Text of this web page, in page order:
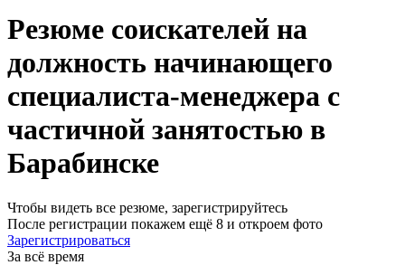
Резюме соискателей на
должность начинающего
специалиста-менеджера с
частичной занятостью в
Барабинске
Чтобы видеть все резюме, зарегистрируйтесь
После регистрации покажем ещё 8 и откроем фото
Зарегистрироваться
За всё время